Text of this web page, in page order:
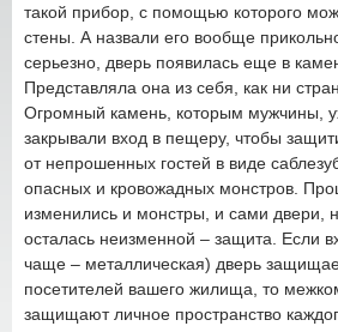
такой прибор, с помощью которого
стены. А назвали его вообще
серьезно, дверь появилась еще в
Представляла она из себя, как ни
Огромный камень, которым мужчины,
закрывали вход в пещеру, чтобы
от непрошенных гостей в виде
опасных и кровожадных монстров.
изменились и монстры, и сами двери,
осталась неизменной – защита. Если
чаще – металлическая) дверь
посетителей вашего жилища, то
защищают личное пространство